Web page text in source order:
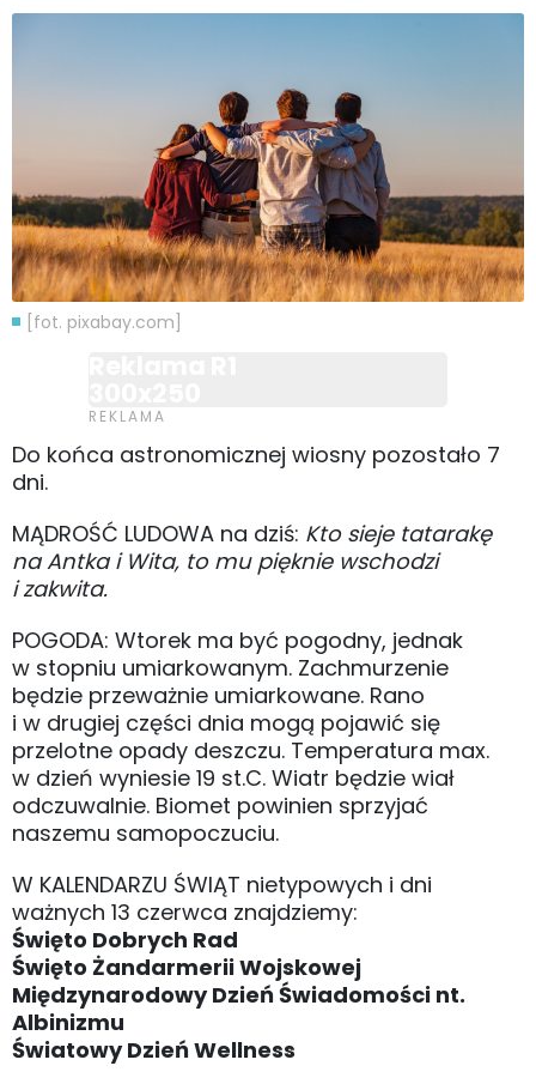
[fot. pixabay.com]
Do końca astronomicznej wiosny pozostało 7
dni.
MĄDROŚĆ LUDOWA na dziś: Kto sieje tatarakę
na Antka i Wita, to mu pięknie wschodzi
i zakwita.
POGODA: Wtorek ma być pogodny, jednak
w stopniu umiarkowanym. Zachmurzenie
będzie przeważnie umiarkowane. Rano
i w drugiej części dnia mogą pojawić się
przelotne opady deszczu. Temperatura max.
w dzień wyniesie 19 st.C. Wiatr będzie wiał
odczuwalnie. Biomet powinien sprzyjać
naszemu samopoczuciu.
W KALENDARZU ŚWIĄT nietypowych i dni
ważnych 13 czerwca znajdziemy:
Święto Dobrych Rad
Święto Żandarmerii Wojskowej
Międzynarodowy Dzień Świadomości nt.
Albinizmu
Światowy Dzień Wellness